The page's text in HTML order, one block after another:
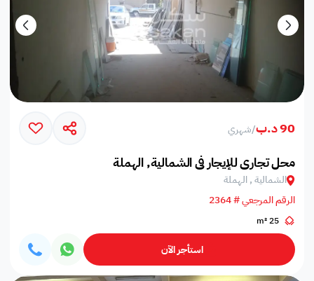
90 د.ب /شهري
محل تجاري للإيجار في الشمالية, الهملة
الشمالية , الهملة
الرقم المرجعي # 2364
25 m²
استأجر الآن